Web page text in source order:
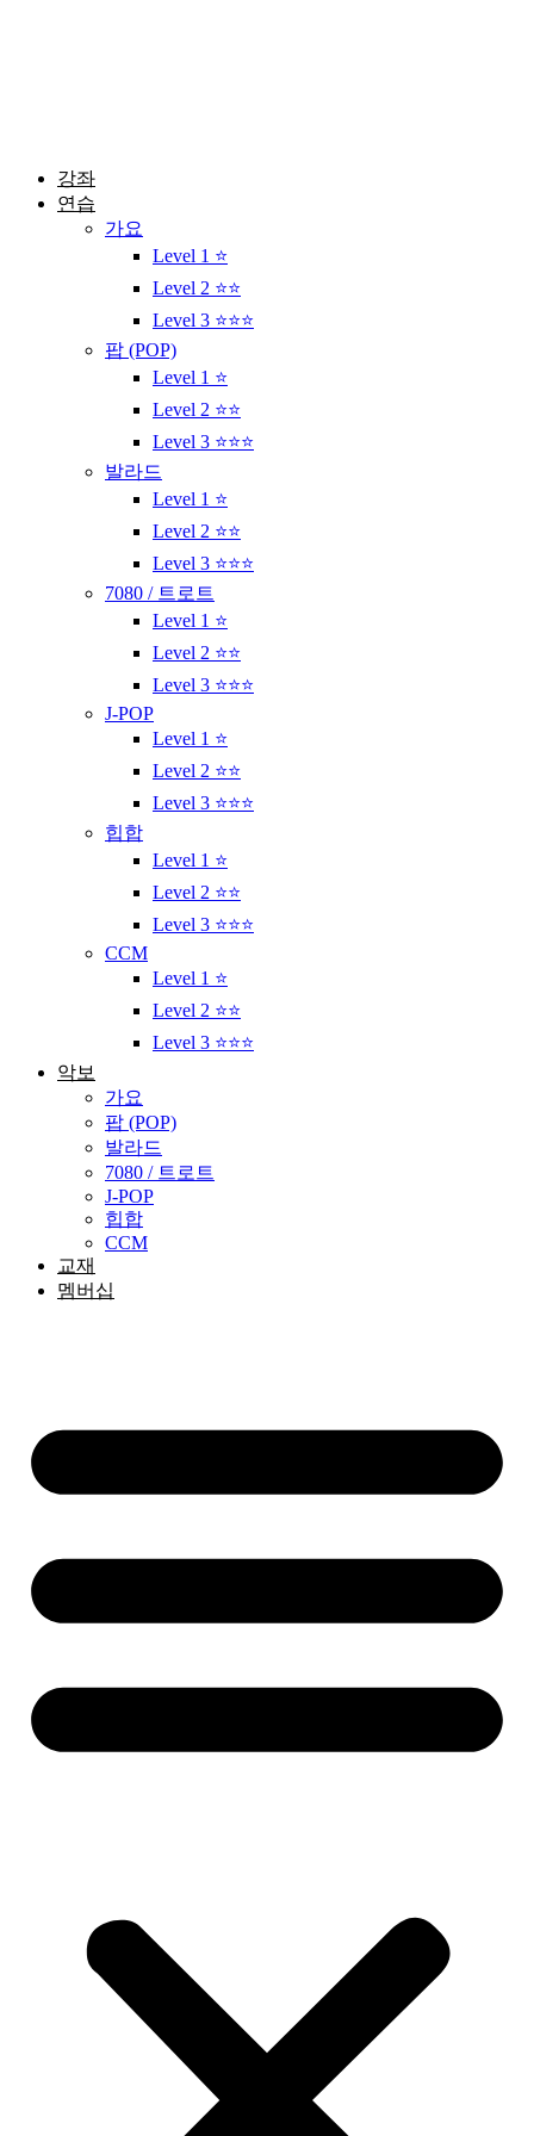
강좌
연습
가요
Level 1 ⭐
Level 2 ⭐⭐
Level 3 ⭐⭐⭐
팝 (POP)
Level 1 ⭐
Level 2 ⭐⭐
Level 3 ⭐⭐⭐
발라드
Level 1 ⭐
Level 2 ⭐⭐
Level 3 ⭐⭐⭐
7080 / 트로트
Level 1 ⭐
Level 2 ⭐⭐
Level 3 ⭐⭐⭐
J-POP
Level 1 ⭐
Level 2 ⭐⭐
Level 3 ⭐⭐⭐
힙합
Level 1 ⭐
Level 2 ⭐⭐
Level 3 ⭐⭐⭐
CCM
Level 1 ⭐
Level 2 ⭐⭐
Level 3 ⭐⭐⭐
악보
가요
팝 (POP)
발라드
7080 / 트로트
J-POP
힙합
CCM
교재
멤버십